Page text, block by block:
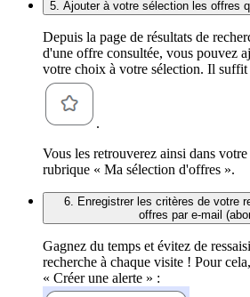
5. Ajouter à votre sélection les offres
Depuis la page de résultats de
d'une offre consultée, vous pouvez
votre choix à votre sélection. Il
.
Vous les retrouverez ainsi dans votre
rubrique « Ma sélection d'offres ».
6. Enregistrer les critères de votre
offres par e-mail
Gagnez du temps et évitez de
recherche à chaque visite ! Pour
« Créer une alerte » :